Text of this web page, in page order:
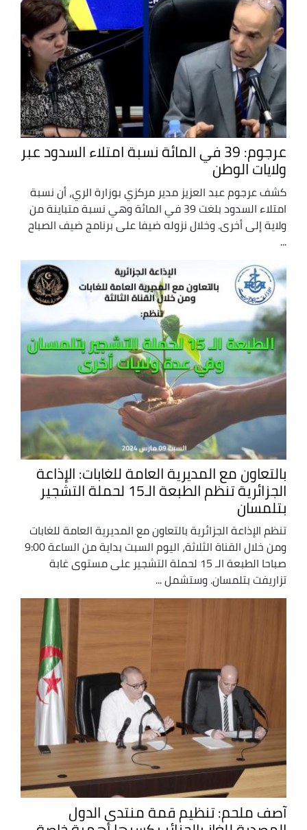
عرجوم: 39 في المائة نسبة امتلاء السدود عبر
ولايات الوطن
كشف عرجوم عبد العزيز مدير مركزي بوزارة الري، أن نسبة
امتلاء السدود بلغت 39 في المائة وهي نسبة متباينة من
ولاية إلى أخرى. وخلال نزوله ضيفا على برنامج ضيف الصباح
بالتعاون مع المديرية العامة للغابات: الإذاعة
الجزائرية تنظم الطبعة الـ15 لحملة التشجير
بتلمسان
تنظم الإذاعة الجزائرية بالتعاون مع المديرية العامة للغابات
ومن خلال القناة الثلاثة، اليوم السبت بداية من الساعة 9:00
صباحا الطبعة الـ 15 لحملة التشجير على مستوى غابة
تزاريفت بتلمسان. وستشمل ...
آصف ملحم: تنظيم قمة منتدى الدول